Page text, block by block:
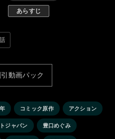
あらすじ
動画パック
コミック原作 アクション
ジャパン 豊口めぐみ